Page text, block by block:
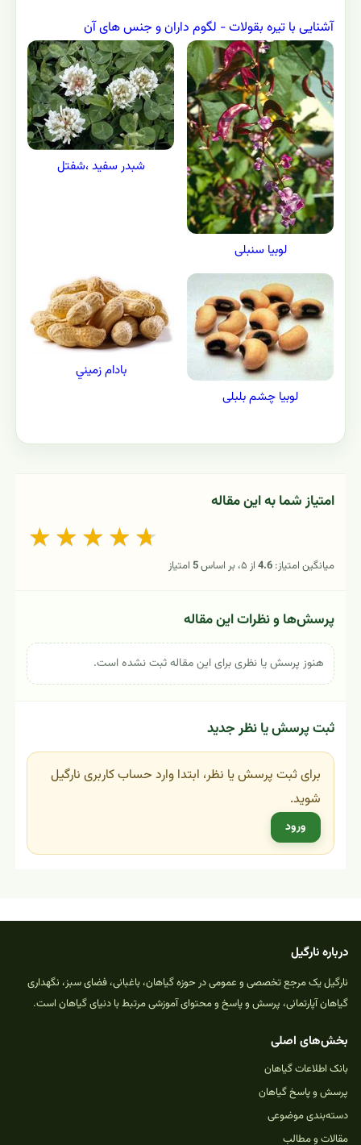
آشنایی با تیره بقولات - لگوم داران و جنس های آن
لوبیا سنبلی
شبدر سفید ،شفتل
لوبیا چشم بلبلی
بادام زميني
امتیاز شما به این مقاله
★ ★ ★ ★ ★
میانگین امتیاز: 4.6از ۵، بر اساس 5امتیاز
پرسش‌ها و نظرات این مقاله
هنوز پرسش یا نظری برای این مقاله ثبت نشده است.
ثبت پرسش یا نظر جدید
برای ثبت پرسش یا نظر، ابتدا وارد حساب کاربری نارگیل
شوید.
ورود
درباره نارگیل
نارگیل یک مرجع تخصصی و عمومی در حوزه گیاهان، باغبانی، فضای سبز، نگهداری
گیاهان آپارتمانی، پرسش و پاسخ و محتوای آموزشی مرتبط با دنیای گیاهان است.
بخش‌های اصلی
بانک اطلاعات گیاهان
پرسش و پاسخ گیاهان
دسته‌بندی موضوعی
مقالات و مطالب